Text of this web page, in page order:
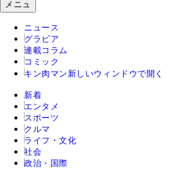
メニュ
ニュース
グラビア
連載コラム
コミック
キン肉マン 新しいウィンドウで開く
新着
エンタメ
スポーツ
クルマ
ライフ・文化
社会
政治・国際